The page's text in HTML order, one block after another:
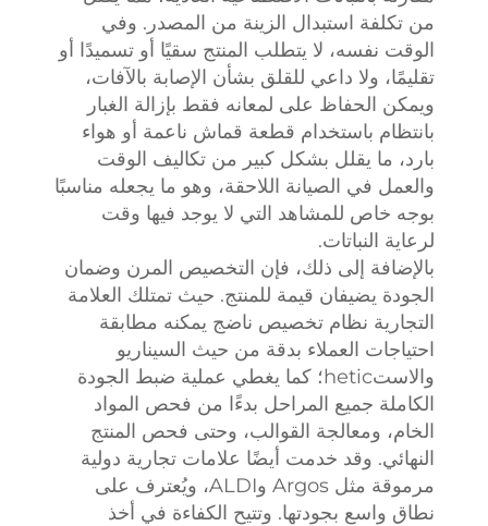
من تكلفة استبدال الزينة من المصدر. وفي
الوقت نفسه، لا يتطلب المنتج سقيًا أو تسميدًا أو
تقليمًا، ولا داعي للقلق بشأن الإصابة بالآفات،
ويمكن الحفاظ على لمعانه فقط بإزالة الغبار
بانتظام باستخدام قطعة قماش ناعمة أو هواء
بارد، ما يقلل بشكل كبير من تكاليف الوقت
والعمل في الصيانة اللاحقة، وهو ما يجعله مناسبًا
بوجه خاص للمشاهد التي لا يوجد فيها وقت
لرعاية النباتات.
بالإضافة إلى ذلك، فإن التخصيص المرن وضمان
الجودة يضيفان قيمة للمنتج. حيث تمتلك العلامة
التجارية نظام تخصيص ناضج يمكنه مطابقة
احتياجات العملاء بدقة من حيث السيناريو
والاستhetic؛ كما يغطي عملية ضبط الجودة
الكاملة جميع المراحل بدءًا من فحص المواد
الخام، ومعالجة القوالب، وحتى فحص المنتج
النهائي. وقد خدمت أيضًا علامات تجارية دولية
مرموقة مثل Argos وALDI، ويُعترف على
نطاق واسع بجودتها. وتتيح الكفاءة في أخذ